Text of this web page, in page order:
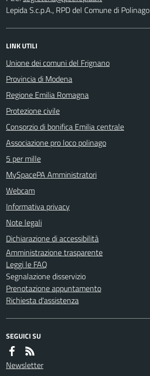
Lepida S.c.p.A., RPD del Comune di Polinago
LINK UTILI
Unione dei comuni del Frignano
Provincia di Modena
Regione Emilia Romagna
Protezione civile
Consorzio di bonifica Emilia centrale
Associazione pro loco polinago
5 per mille
MySpacePA Amministratori
Webcam
Informativa privacy
Note legali
Dichiarazione di accessibilità
Amministrazione trasparente
Leggi le FAQ
Segnalazione disservizio
Prenotazione appuntamento
Richiesta d'assistenza
SEGUICI SU
Newsletter